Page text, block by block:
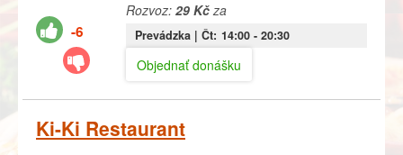
-6
Rozvoz: 29 Kčza
Prevádzka | Čt: 14:00- 20:30
Objednať donášku
Ki-Ki Restaurant